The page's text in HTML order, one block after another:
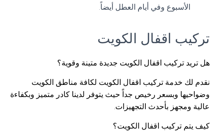
الأسبوع وفي أيام العطل أيضاً.
تركيب اقفال الكويت
هل تريد تركيب اقفال الكويت جديدة متينة وقوية؟
نقدم لك خدمة تركيب اقفال الكويت لكافة مناطق الكويت
وضواحيها وبسعر رخيص جداً حيث يتوفر لدينا كادر متميز وبكفاءة
عالية ومجهز بأحدث التجهيزات.
كيف يتم تركيب اقفال الكويت؟